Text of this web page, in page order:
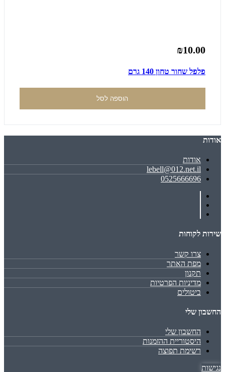
₪10.00
פלפל שחור טחון 140 גרם
הוספה לסל
אודות
אודות
lebell@012.net.il
0525666696
שירות לקוחות
צרו קשר
מפת האתר
תקנון
מדיניות הפרטיות
ביטולים
החשבון שלי
החשבון שלי
היסטוריית ההזמנות
רשימת תפוצה
נגישות